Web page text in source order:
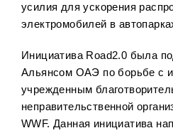
усилия для ускорения
электромобилей в
Инициатива Road2.0 была
Альянсом ОАЭ по борьбе с
учрежденным
неправительственной
WWF. Данная инициатива